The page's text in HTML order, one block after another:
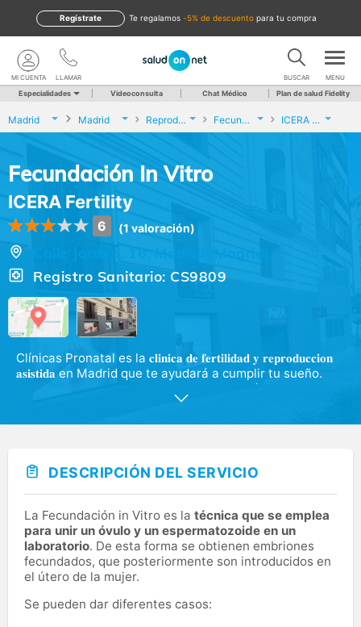
te regalamos -5% de descuento para tu compra
Regístrate
LLAMAR
MI CUENTA BUSCAR MENU
Especialidades Videoconsulta Chat Médico Plan de salud Fidelity
Madrid Madrid Reproducción asistida Fecundación In Vitro ICERA Fertility
Fecundación In Vitro
ICERA Fertility
6 (1 valoración)
Calle Jordán, 16, Madrid (Madrid)
Registro Sanitario: CS9809
Clínicas Pronatal es la 𝐜𝐥𝐢𝐧𝐢𝐜𝐚 𝐝𝐞 𝐟𝐞𝐫𝐭𝐢𝐥𝐢𝐝𝐚𝐝 𝐲 𝐫𝐞𝐩𝐫𝐨𝐝𝐮𝐜𝐜𝐢𝐨𝐧
𝐚𝐬𝐢𝐬𝐭𝐢𝐝𝐚 en Madrid que te ayudará a cumplir tu sueño.
Contamos con un 𝐞𝐪𝐮𝐢𝐩𝐨 𝐝𝐞 𝐞𝐬𝐩𝐞𝐜𝐢𝐚𝐥𝐢𝐬𝐭𝐚𝐬 médicos
reconocidos que te recomendarán la técnica de
avances tecnológicos y adaptada totalmente a cada
paciente. Además, contamos con una Unidad de Apoyo
Emocional y Psicológico en todos nuestros tratamientos
para ayudar a controlar las emociones durante todo el
proceso. Os estamos esperando y deseando conoceros
para poder formar parte de ese momento tan
importante.
DESCRIPCIÓN DEL SERVICIO
La Fecundación in Vitro es la técnica que se emplea
para unir un óvulo y un espermatozoide en un
laboratorio. De esta forma se obtienen embriones
fecundados, que posteriormente son introducidos en
el útero de la mujer.
Se pueden dar diferentes casos: